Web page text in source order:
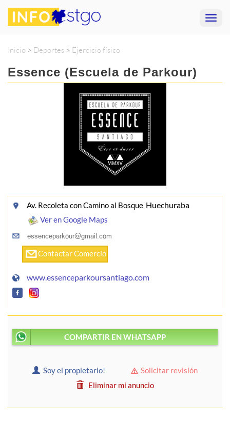
Inicio > Deportes > Ejercicio físico
Essence (Escuela de Parkour)
Av. Recoleta con Camino al Bosque, Huechuraba
Ver en Google Maps
Contactar Comercio
www.essenceparkoursantiago.com
COMPARTIR EN WHATSAPP
Soy el propietario!
Solicitar revisión
Eliminar mi anuncio